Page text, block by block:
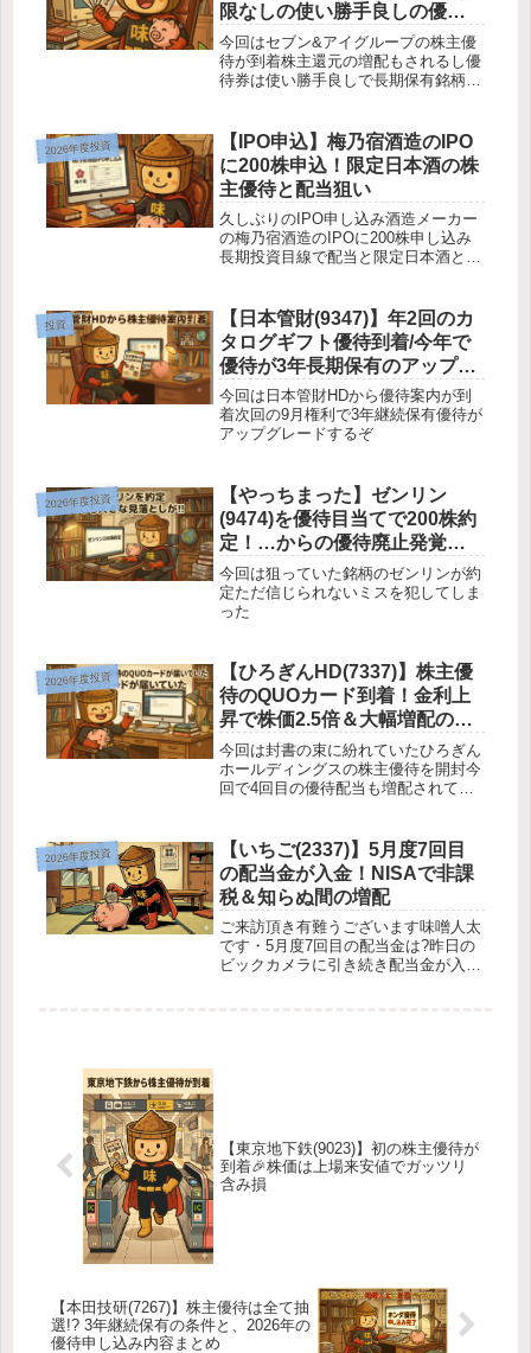
限なしの使い勝手良しの優待
券
今回はセブン&アイグループの株主優
待が到着株主還元の増配もされるし優
待券は使い勝手良しで長期保有銘柄の
2026年度投資
【IPO申込】梅乃宿酒造のIPO
に200株申込！限定日本酒の株
主優待と配当狙い
久しぶりのIPO申し込み酒造メーカー
の梅乃宿酒造のIPOに200株申し込み
長期投資目線で配当と限定日本酒と
投資
【日本管財(9347)】年2回のカ
タログギフト優待到着/今年で
優待が3年長期保有のアップグ
レード!!
今回は日本管財HDから優待案内が到
着次回の9月権利で3年継続保有優待が
アップグレードするぞ
2026年度投資
【やっちまった】ゼンリン
(9474)を優待目当てで200株約
定！…からの優待廃止発覚と
今後の戦略
今回は狙っていた銘柄のゼンリンが約
定ただ信じられないミスを犯してしま
った
2026年度投資
【ひろぎんHD(7337)】株主優
待のQUOカード到着！金利上
昇で株価2.5倍＆大幅増配の運
用実績
今回は封書の束に紛れていたひろぎん
ホールディングスの株主優待を開封今
回で4回目の優待配当も増配されてい
2026年度投資
【いちご(2337)】5月度7回目
の配当金が入金！NISAで非課
税＆知らぬ間の増配
ご来訪頂き有難うございます味噌人太
です・5月度7回目の配当金は?昨日の
ビックカメラに引き続き配当金が入金
【東京地下鉄(9023)】初の株主優待が
到着🎉株価は上場来安値でガッツリ
含み損
【本田技研(7267)】株主優待は全て抽
選!? 3年継続保有の条件と、2026年の
優待申し込み内容まとめ